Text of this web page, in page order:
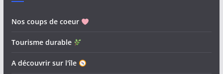
Nos coups de coeur
Tourisme durable
A découvrir sur l'île